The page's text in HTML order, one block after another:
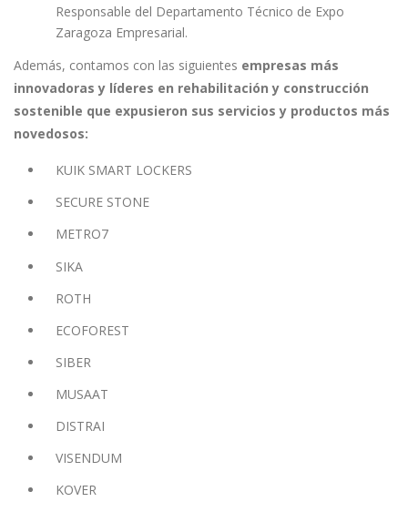
Responsable del Departamento Técnico de Expo
Zaragoza Empresarial.
Además, contamos con las siguientes empresas más
innovadoras y líderes en rehabilitación y construcción
sostenible que expusieron sus servicios y productos más
novedosos:
KUIK SMART LOCKERS
SECURE STONE
METRO7
SIKA
ROTH
ECOFOREST
SIBER
MUSAAT
DISTRAI
VISENDUM
KOVER